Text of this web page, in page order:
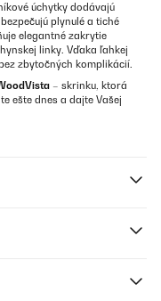
úchytky dodávajú
plynulé a tiché
elegantné zakrytie
linky. Vďaka ľahkej
zbytočných komplikácií.
– skrinku, ktorá
ešte dnes a dajte Vašej